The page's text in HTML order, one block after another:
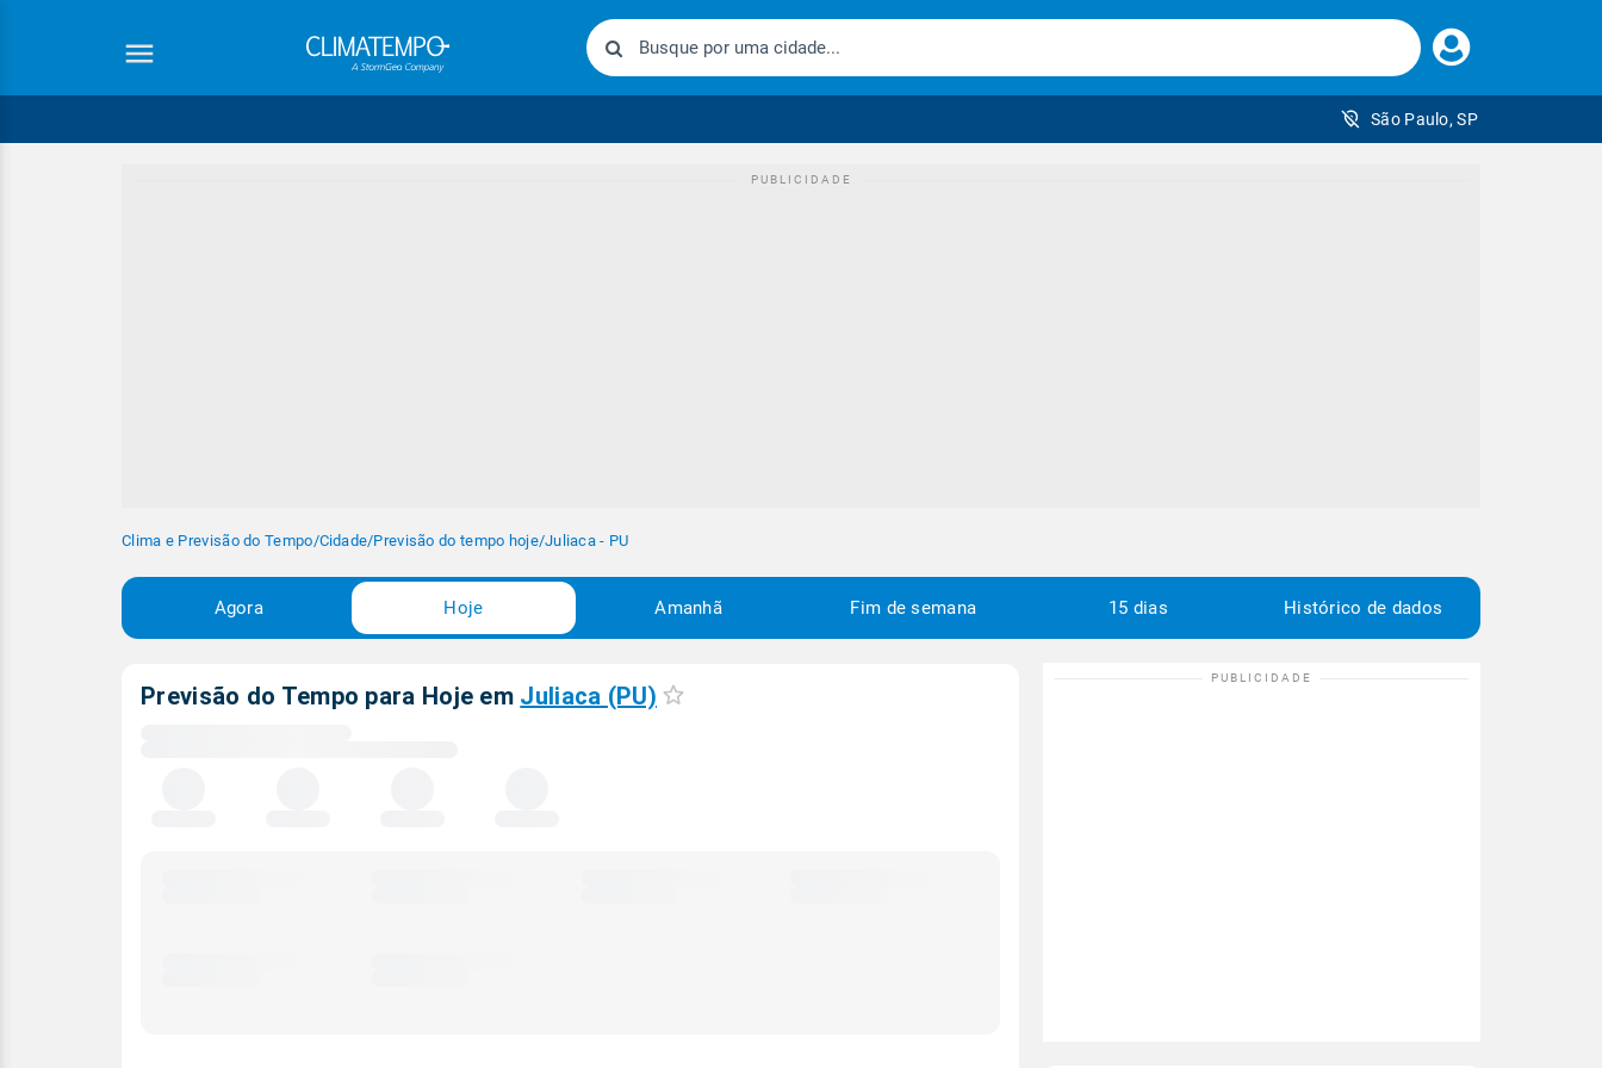
Faça
seu
São Paulo, SP
Clima e Previsão do Tempo/Cidade/Previsão do tempo hoje/Juliaca - PU
Agora Hoje Amanhã Fim de semana 15 dias Histórico de dados
Previsão do Tempo para Hoje em Juliaca (PU)